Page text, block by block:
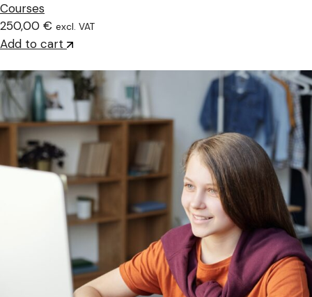
Courses
250,00 € excl. VAT
Add to cart